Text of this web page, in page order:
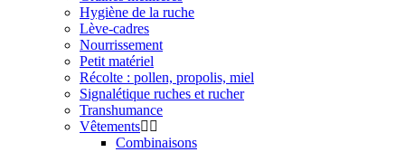
Hygiène de la ruche
Lève-cadres
Nourrissement
Petit matériel
Récolte : pollen, propolis, miel
Signalétique ruches et rucher
Transhumance
Vêtements
Combinaisons